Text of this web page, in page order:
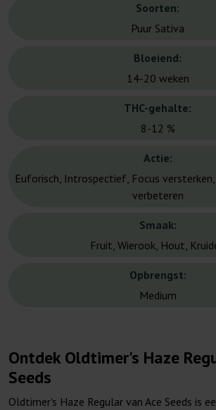
Soorten:
Puur Sativa
Bloeiend:
14-20 weken
THC-gehalte:
8-12 %
Actie:
Euforisch, Introspectief, Focus
verbeteren
Smaak:
Fruit, Wierook, Hout,
Opbrengst:
Medium
Ontdek Oldtimer's Haze
Seeds
Oldtimer's Haze Regular van Ace Seeds is